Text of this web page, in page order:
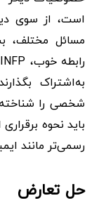
مسائل مختلف،
باید نحوه
رسمی‌تر مانند
حل تعارض